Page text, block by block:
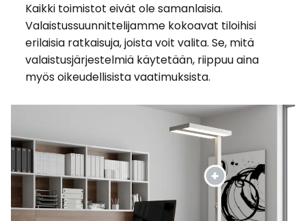
Kaikki toimistot eivät ole samanlaisia.
Valaistussuunnittelijamme kokoavat tiloihisi
erilaisia ratkaisuja, joista voit valita. Se, mitä
valaistusjärjestelmiä käytetään, riippuu aina
myös oikeudellisista vaatimuksista.